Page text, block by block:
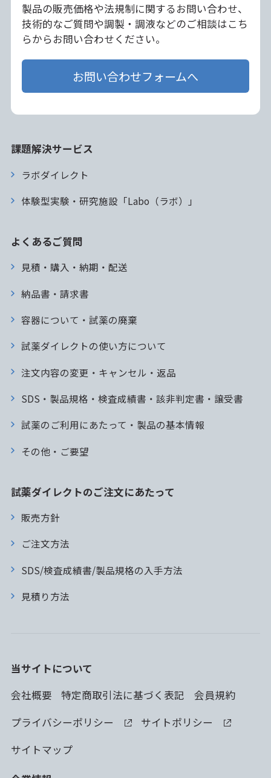
製品の販売価格や法規制に関するお問い合わせ、
技術的なご質問や調製・調液などのご相談はこち
らからお問い合わせください。
お問い合わせフォームへ
課題解決サービス
ラボダイレクト
体験型実験・研究施設「Labo（ラボ）」
よくあるご質問
見積・購入・納期・配送
納品書・請求書
容器について・試薬の廃棄
試薬ダイレクトの使い方について
注文内容の変更・キャンセル・返品
SDS・製品規格・検査成績書・該非判定書・譲受書
試薬のご利用にあたって・製品の基本情報
その他・ご要望
試薬ダイレクトのご注文にあたって
販売方針
ご注文方法
SDS/検査成績書/製品規格の入手方法
見積り方法
当サイトについて
会社概要
特定商取引法に基づく表記
会員規約
プライバシーポリシー
サイトポリシー
サイトマップ